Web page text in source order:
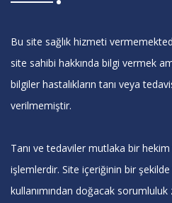
Bu site sağlık hizmeti
site sahibi hakkında bilgi vermek
bilgiler hastalıkların tanı veya
verilmemiştir.
Tanı ve tedaviler mutlaka bir hekim
işlemlerdir. Site içeriğinin bir şekilde
kullanımından doğacak